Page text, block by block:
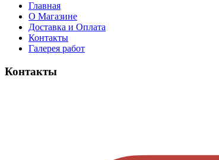
Главная
О Магазине
Доставка и Оплата
Контакты
Галерея работ
Контакты